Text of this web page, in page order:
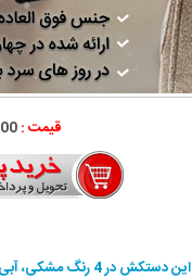
قیمت :
این دستکش در 4 رنگ مشکی، آبی، طوسی و قهوه ای ارائه شده است.